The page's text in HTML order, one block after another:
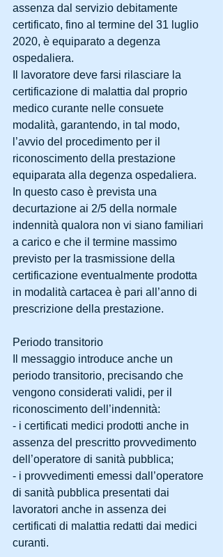
assenza dal servizio debitamente
certificato, fino al termine del 31 luglio
2020, è equiparato a degenza
ospedaliera.
Il lavoratore deve farsi rilasciare la
certificazione di malattia dal proprio
medico curante nelle consuete
modalità, garantendo, in tal modo,
l’avvio del procedimento per il
riconoscimento della prestazione
equiparata alla degenza ospedaliera.
In questo caso è prevista una
decurtazione ai 2/5 della normale
indennità qualora non vi siano familiari
a carico e che il termine massimo
previsto per la trasmissione della
certificazione eventualmente prodotta
in modalità cartacea è pari all’anno di
prescrizione della prestazione.
Periodo transitorio
Il messaggio introduce anche un
periodo transitorio, precisando che
vengono considerati validi, per il
riconoscimento dell’indennità:
- i certificati medici prodotti anche in
assenza del prescritto provvedimento
dell’operatore di sanità pubblica;
- i provvedimenti emessi dall’operatore
di sanità pubblica presentati dai
lavoratori anche in assenza dei
certificati di malattia redatti dai medici
curanti.